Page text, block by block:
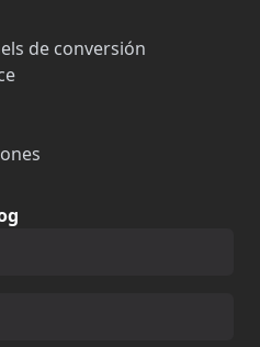
de conversión